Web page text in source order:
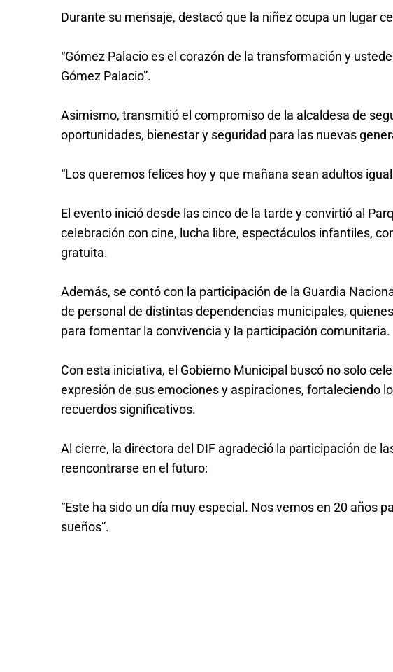
Durante su mensaje, destacó que la niñez ocupa un lugar
“Gómez Palacio es el corazón de la transformación y
Gómez Palacio”.
Asimismo, transmitió el compromiso de la alcaldesa de
oportunidades, bienestar y seguridad para las nuevas
“Los queremos felices hoy y que mañana sean adultos
El evento inició desde las cinco de la tarde y convirtió al
celebración con cine, lucha libre, espectáculos infantiles,
gratuita.
Además, se contó con la participación de la Guardia
de personal de distintas dependencias municipales,
para fomentar la convivencia y la participación comunitaria.
Con esta iniciativa, el Gobierno Municipal buscó no solo
expresión de sus emociones y aspiraciones, fortaleciendo
recuerdos significativos.
Al cierre, la directora del DIF agradeció la participación de
reencontrarse en el futuro:
“Este ha sido un día muy especial. Nos vemos en 20 años
sueños”.